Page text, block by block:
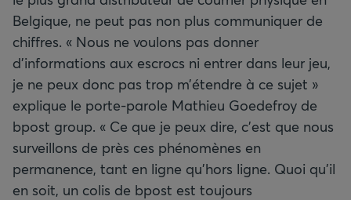
Belgique, ne peut pas non plus communiquer de
chiffres. « Nous ne voulons pas donner
d’informations aux escrocs ni entrer dans leur jeu,
je ne peux donc pas trop m’étendre à ce sujet »
explique le porte-parole Mathieu Goedefroy de
bpost group. « Ce que je peux dire, c’est que nous
surveillons de près ces phénomènes en
permanence, tant en ligne qu’hors ligne. Quoi qu’il
en soit, un colis de bpost est toujours